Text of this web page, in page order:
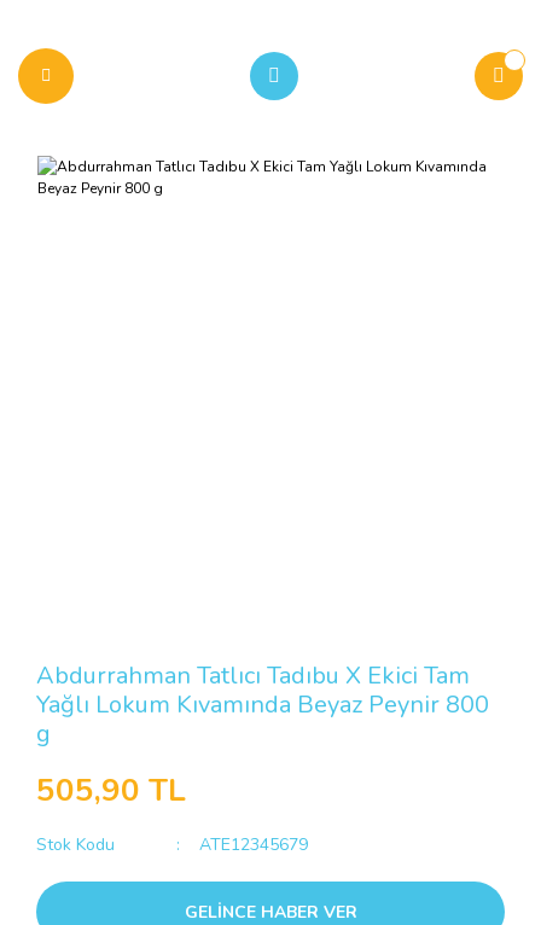
Abdurrahman Tatlıcı Tadıbu X Ekici Tam
Yağlı Lokum Kıvamında Beyaz Peynir 800
g
505,90 TL
Stok Kodu ATE12345679
GELİNCE HABER VER